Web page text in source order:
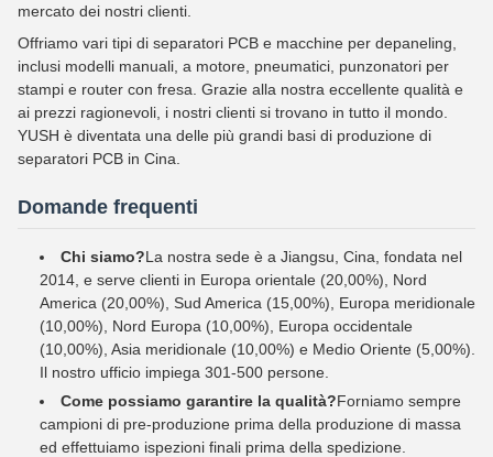
mercato dei nostri clienti.
Offriamo vari tipi di separatori PCB e macchine per depaneling,
inclusi modelli manuali, a motore, pneumatici, punzonatori per
stampi e router con fresa. Grazie alla nostra eccellente qualità e
ai prezzi ragionevoli, i nostri clienti si trovano in tutto il mondo.
YUSH è diventata una delle più grandi basi di produzione di
separatori PCB in Cina.
Domande frequenti
Chi siamo?La nostra sede è a Jiangsu, Cina, fondata nel
2014, e serve clienti in Europa orientale (20,00%), Nord
America (20,00%), Sud America (15,00%), Europa meridionale
(10,00%), Nord Europa (10,00%), Europa occidentale
(10,00%), Asia meridionale (10,00%) e Medio Oriente (5,00%).
Il nostro ufficio impiega 301-500 persone.
Come possiamo garantire la qualità?Forniamo sempre
campioni di pre-produzione prima della produzione di massa
ed effettuiamo ispezioni finali prima della spedizione.